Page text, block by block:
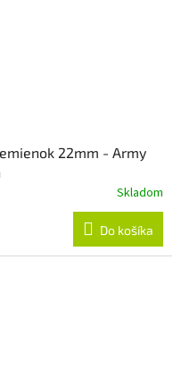
22mm - Army
Skladom
Do košíka